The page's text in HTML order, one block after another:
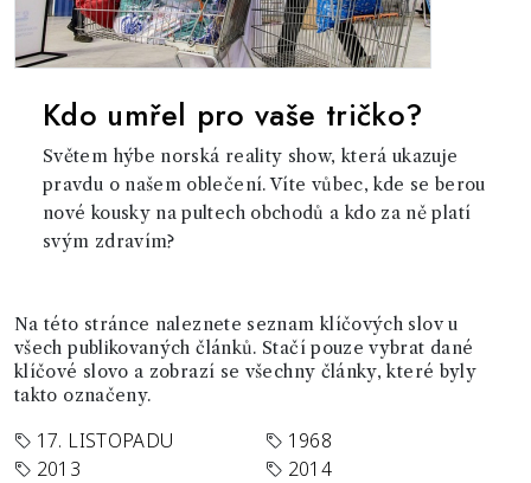
Kdo umřel pro vaše tričko?
Světem hýbe norská reality show, která ukazuje
pravdu o našem oblečení. Víte vůbec, kde se berou
nové kousky na pultech obchodů a kdo za ně platí
svým zdravím?
Na této stránce naleznete seznam klíčových slov u
všech publikovaných článků. Stačí pouze vybrat dané
klíčové slovo a zobrazí se všechny články, které byly
takto označeny.
17. LISTOPADU
1968
2013
2014